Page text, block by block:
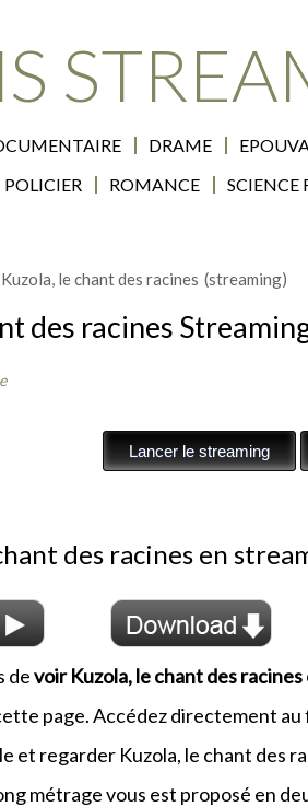
DRAME
POLICIER ROMANCE SCIENCE
Kuzola, le chant des racines (streaming)
des racines
des racines en
devoir Kuzola, le chant des
page. Accédez directement au
et regarder Kuzola, le chant des
métrage vous est proposé en